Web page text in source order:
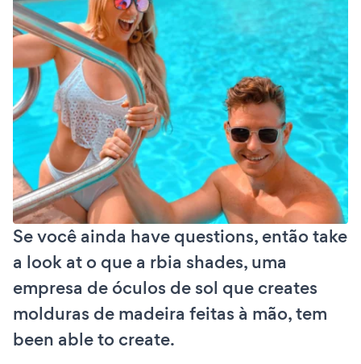
Se você ainda have questions, então take
a look at o que a rbia shades, uma
empresa de óculos de sol que creates
molduras de madeira feitas à mão, tem
been able to create.